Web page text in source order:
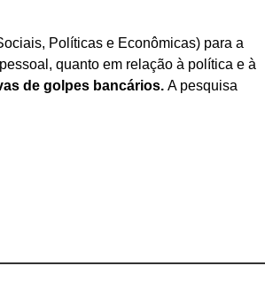
Políticas e Econômicas) para a
quanto em relação à política e à
de golpes bancários. A pesquisa